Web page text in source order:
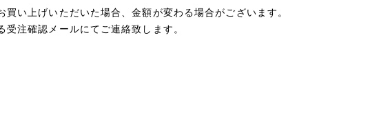
い上げいただいた場合、金額が変わる場合がございます。
注確認メールにてご連絡致します。